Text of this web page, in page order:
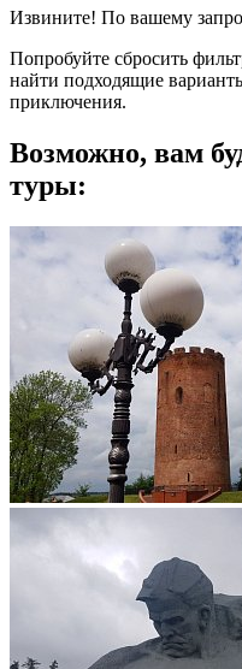
Извините! По вашему
Попробуйте сбросить
найти подходящие
приключения.
Возможно, вам
туры: